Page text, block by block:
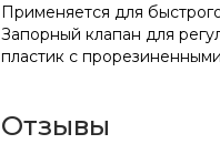
Применяется для
Запорный клапан для
пластик с
Отзывы